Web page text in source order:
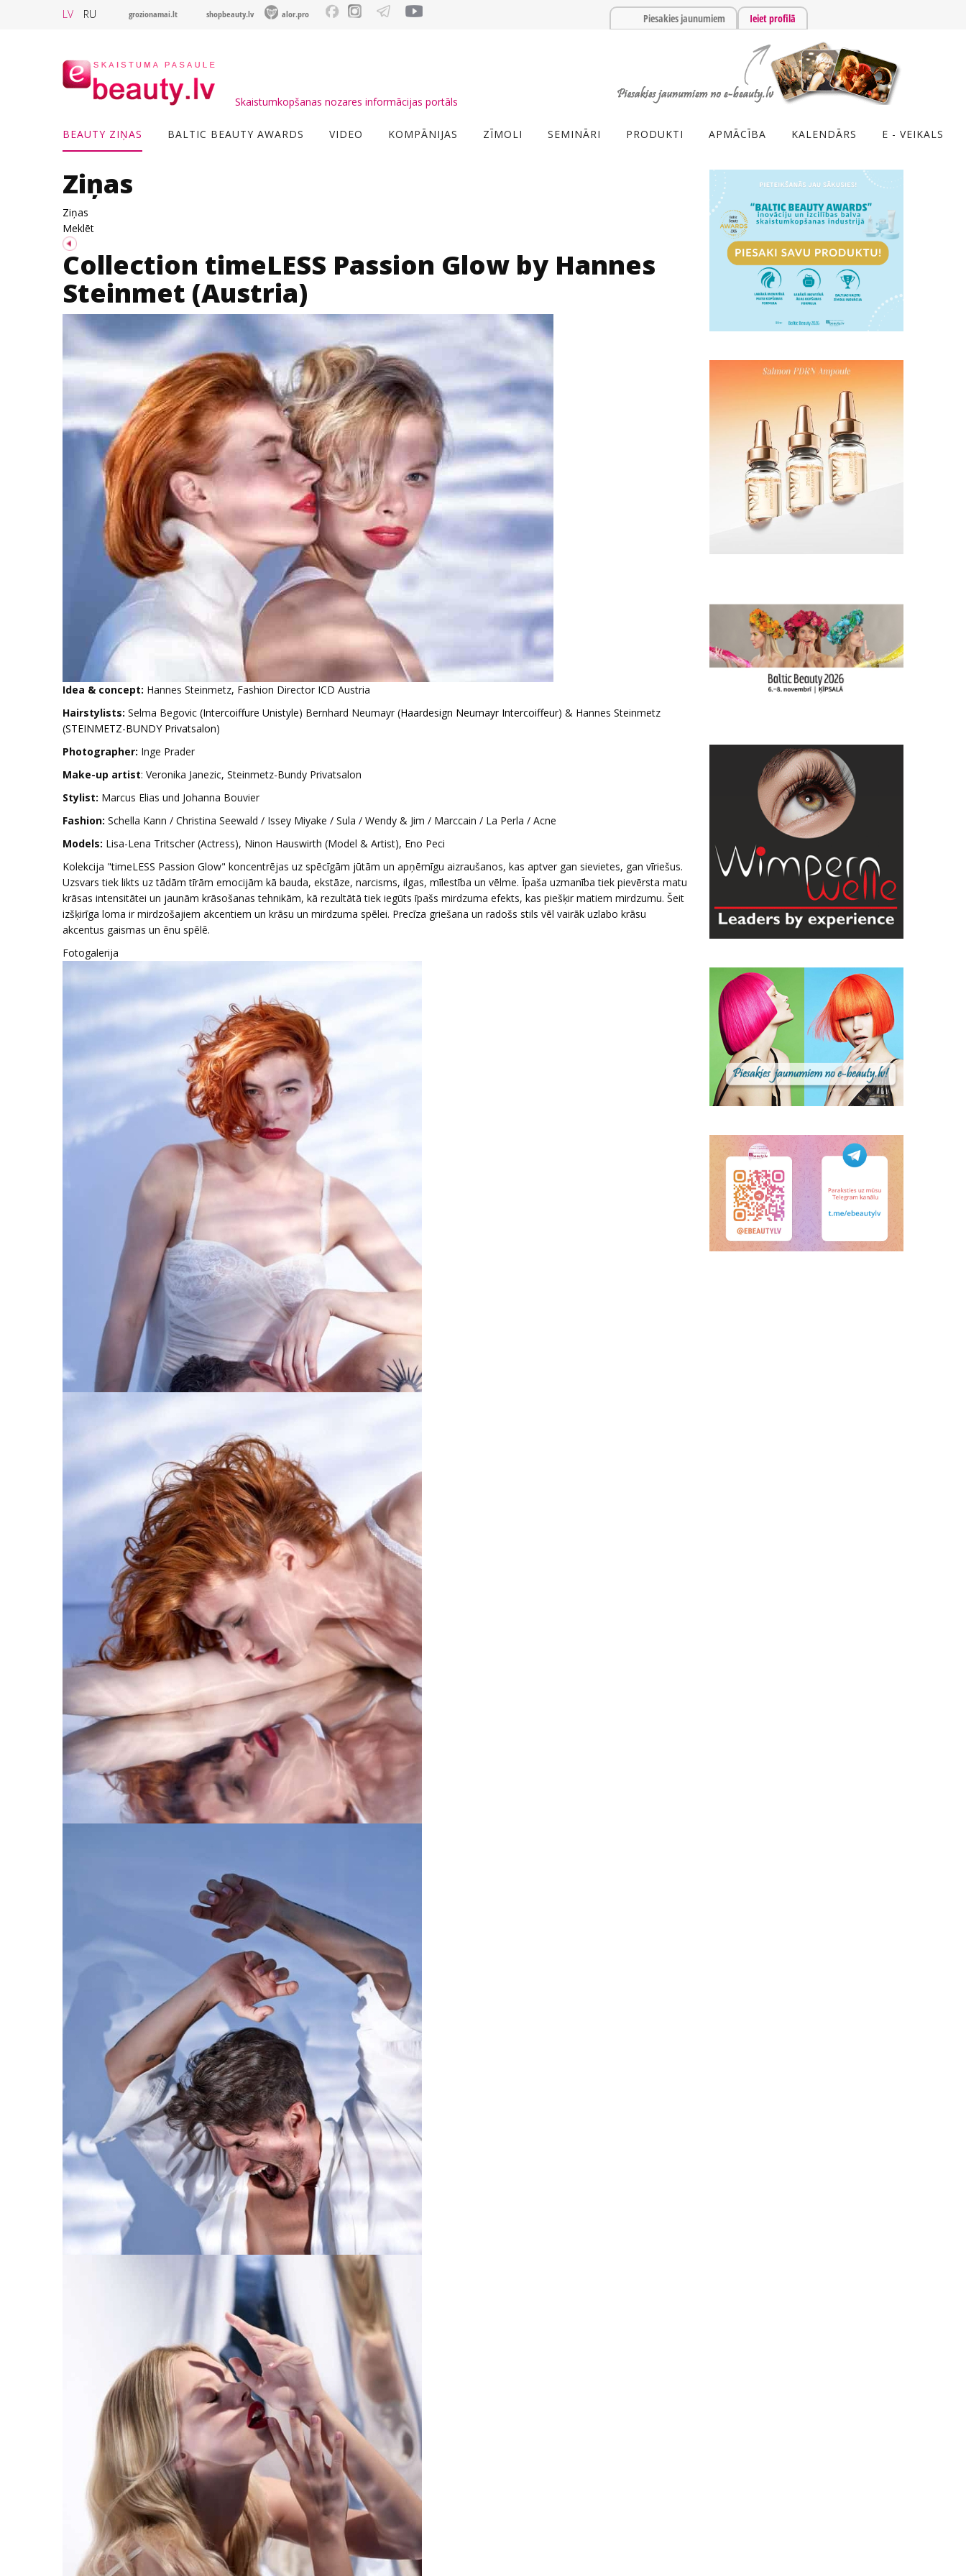
LV RU grozionamai.lt shopbeauty.lv alor.pro Piesakies jaunumiem Ieiet profilā
Skaistumkopšanas nozares informācijas portāls
BEAUTY ZIŅAS BALTIC BEAUTY AWARDS VIDEO KOMPĀNIJAS ZĪMOLI SEMINĀRI PRODUKTI APMĀCĪBA KALENDĀRS E - VEIKALS
Ziņas
Ziņas
Meklēt
Collection timeLESS Passion Glow by Hannes
Steinmet (Austria)
Idea & concept: Hannes Steinmetz, Fashion Director ICD Austria
Hairstylists: Selma Begovic (Intercoiffure Unistyle) Bernhard Neumayr (Haardesign Neumayr Intercoiffeur) & Hannes Steinmetz
(STEINMETZ-BUNDY Privatsalon)
Photographer: Inge Prader
Make-up artist: Veronika Janezic, Steinmetz-Bundy Privatsalon
Stylist: Marcus Elias und Johanna Bouvier
Fashion: Schella Kann / Christina Seewald / Issey Miyake / Sula / Wendy & Jim / Marccain / La Perla / Acne
Models: Lisa-Lena Tritscher (Actress), Ninon Hauswirth (Model & Artist), Eno Peci
Kolekcija "timeLESS Passion Glow" koncentrējas uz spēcīgām jūtām un apņēmīgu aizraušanos, kas aptver gan sievietes, gan vīriešus.
Uzsvars tiek likts uz tādām tīrām emocijām kā bauda, ​​ekstāze, narcisms, ilgas, mīlestība un vēlme. Īpaša uzmanība tiek pievērsta matu
krāsas intensitātei un jaunām krāsošanas tehnikām, kā rezultātā tiek iegūts īpašs mirdzuma efekts, kas piešķir matiem mirdzumu. Šeit
izšķirīga loma ir mirdzošajiem akcentiem un krāsu un mirdzuma spēlei. Precīza griešana un radošs stils vēl vairāk uzlabo krāsu
akcentus gaismas un ēnu spēlē.
Fotogalerija